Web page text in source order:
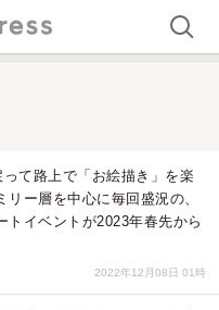
って路上で「お絵描き」を楽
リー層を中心に毎回盛況の、
トイベントが2023年春先から
2022年12月08日 01時